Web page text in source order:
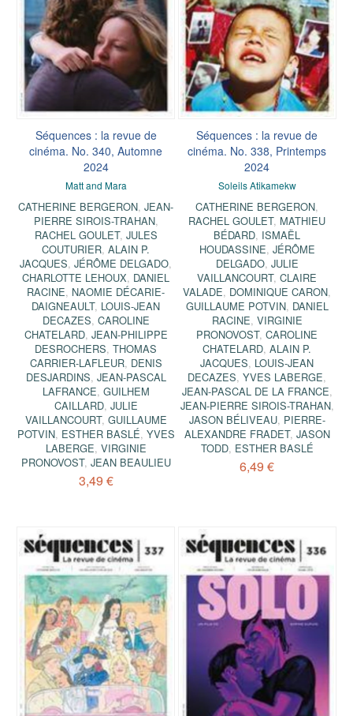
Séquences : la revue de
cinéma. No. 340, Automne
2024
Matt and Mara
CATHERINE BERGERON,JEAN-
PIERRE SIROIS-TRAHAN,
RACHEL GOULET, JULES
COUTURIER,ALAIN P.
JACQUES,JÉRÔME DELGADO,
CHARLOTTE LEHOUX, DANIEL
RACINE, NAOMIE DÉCARIE-
DAIGNEAULT, LOUIS-JEAN
DECAZES, CAROLINE
CHATELARD, JEAN-PHILIPPE
DESROCHERS,THOMAS
CARRIER-LAFLEUR, DENIS
DESJARDINS, JEAN-PASCAL
LAFRANCE, GUILHEM
CAILLARD, JULIE
VAILLANCOURT, GUILLAUME
POTVIN, ESTHER BASLÉ, YVES
LABERGE, VIRGINIE
PRONOVOST, JEAN BEAULIEU
3,49 €
Séquences : la revue de
cinéma. No. 338, Printemps
2024
Soleils Atikamekw
CATHERINE BERGERON,
RACHEL GOULET, MATHIEU
BÉDARD, ISMAËL
HOUDASSINE, JÉRÔME
DELGADO, JULIE
VAILLANCOURT,CLAIRE
VALADE, DOMINIQUE CARON,
GUILLAUME POTVIN, DANIEL
RACINE, VIRGINIE
PRONOVOST,CAROLINE
CHATELARD,ALAIN P.
JACQUES, LOUIS-JEAN
DECAZES,YVES LABERGE,
JEAN-PASCAL DE LA FRANCE,
JEAN-PIERRE SIROIS-TRAHAN,
JASON BÉLIVEAU, PIERRE-
ALEXANDRE FRADET, JASON
TODD, ESTHER BASLÉ
6,49 €